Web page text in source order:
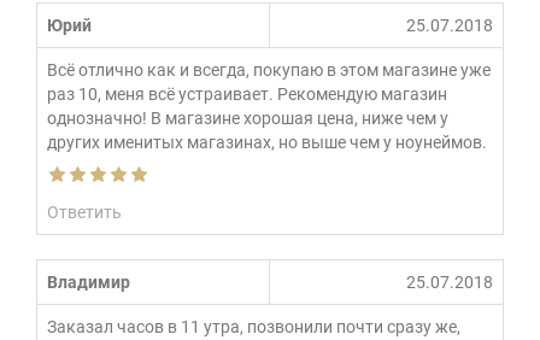
Юрий 25.07.2018
Всё отлично как и всегда, покупаю в этом магазине уже
раз 10, меня всё устраивает. Рекомендую магазин
однозначно! В магазине хорошая цена, ниже чем у
других именитых магазинах, но выше чем у ноунеймов.
Ответить
Владимир 25.07.2018
Заказал часов в 11 утра, позвонили почти сразу же,